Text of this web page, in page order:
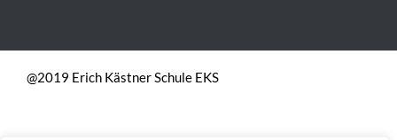
@2019 Erich Kästner Schule EKS